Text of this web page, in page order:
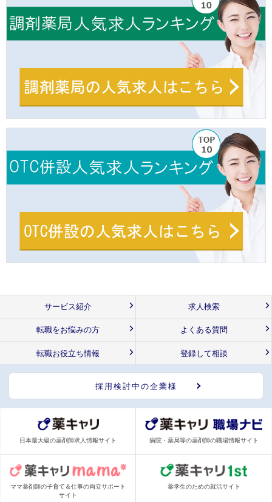
サービス紹介 求人検索
転職をお悩みの方 よくある質問
転職お役立ち情報 登録して相談
採用検討中の企業様
日本最大級の薬剤師求人情報サイト 病院・薬局等の薬剤師の職場情報サイト
ママ薬剤師の子育て＆仕事の両立サポート
サイト
薬学生のための就活サイト